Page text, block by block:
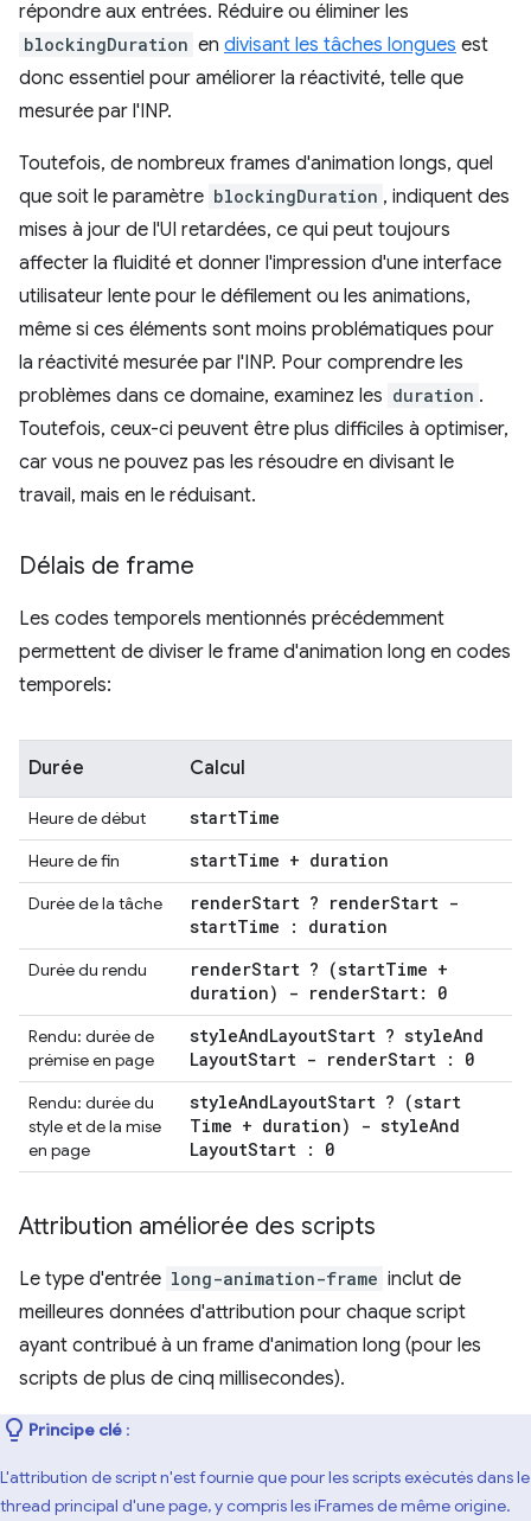
répondre aux entrées. Réduire ou éliminer les
blockingDuration en divisant les tâches longues est
donc essentiel pour améliorer la réactivité, telle que
mesurée par l'INP.
Toutefois, de nombreux frames d'animation longs, quel
que soit le paramètre blockingDuration , indiquent des
mises à jour de l'UI retardées, ce qui peut toujours
affecter la fluidité et donner l'impression d'une interface
utilisateur lente pour le défilement ou les animations,
même si ces éléments sont moins problématiques pour
la réactivité mesurée par l'INP. Pour comprendre les
problèmes dans ce domaine, examinez les duration .
Toutefois, ceux-ci peuvent être plus difficiles à optimiser,
car vous ne pouvez pas les résoudre en divisant le
travail, mais en le réduisant.
Délais de frame
Les codes temporels mentionnés précédemment
permettent de diviser le frame d'animation long en codes
temporels:
Durée Calcul
Heure de début startTime
Heure de fin startTime + duration
Durée de la tâche renderStart ? renderStart -
startTime : duration
Durée du rendu renderStart ? (startTime +
duration) - renderStart: 0
Rendu: durée de
prémise en page
styleAndLayoutStart ? styleAnd
LayoutStart - renderStart : 0
Rendu: durée du
style et de la mise
en page
styleAndLayoutStart ? (start
Time + duration) - styleAnd
LayoutStart : 0
Attribution améliorée des scripts
Le type d'entrée long-animation-frame inclut de
meilleures données d'attribution pour chaque script
ayant contribué à un frame d'animation long (pour les
scripts de plus de cinq millisecondes).
Principe clé :
L'attribution de script n'est fournie que pour les scripts exécutés dans le
thread principal d'une page, y compris les iFrames de même origine.